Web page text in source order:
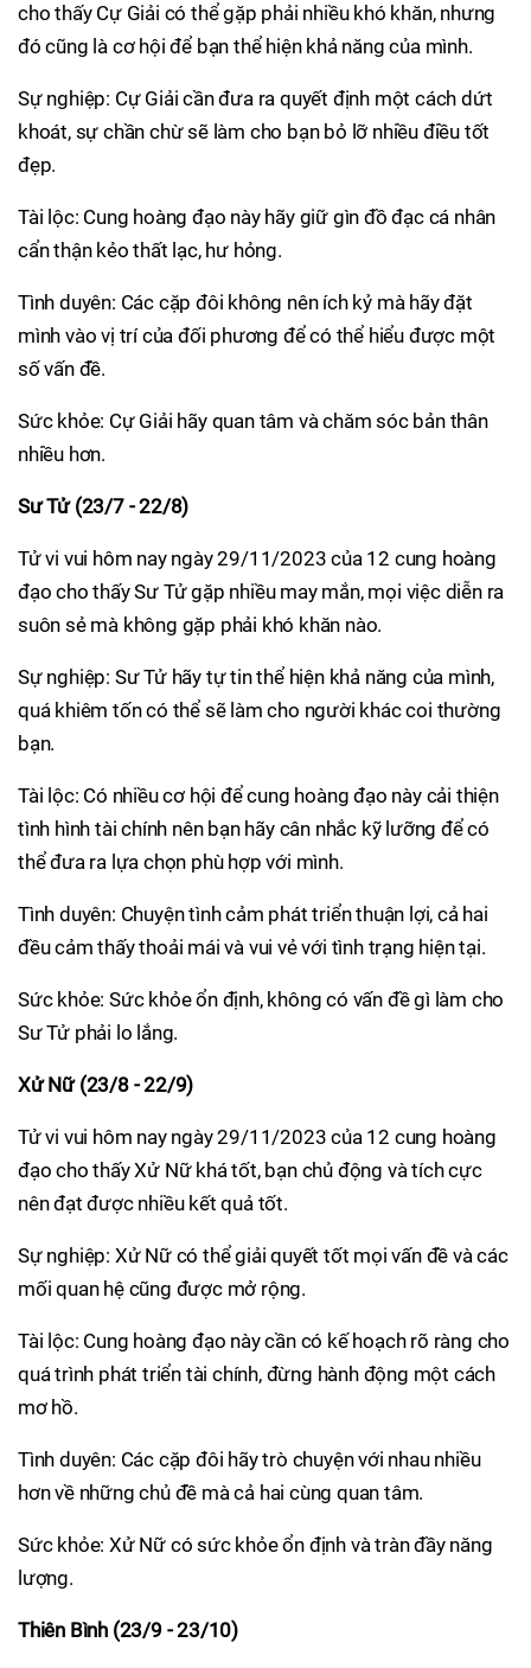
cho thấy Cự Giải có thể gặp phải nhiều khó khăn, nhưng
đó cũng là cơ hội để bạn thể hiện khả năng của mình.
Sự nghiệp: Cự Giải cần đưa ra quyết định một cách dứt
khoát, sự chần chừ sẽ làm cho bạn bỏ lỡ nhiều điều tốt
đẹp.
Tài lộc: Cung hoàng đạo này hãy giữ gìn đồ đạc cá nhân
cẩn thận kẻo thất lạc, hư hỏng.
Tình duyên: Các cặp đôi không nên ích kỷ mà hãy đặt
mình vào vị trí của đối phương để có thể hiểu được một
số vấn đề.
Sức khỏe: Cự Giải hãy quan tâm và chăm sóc bản thân
nhiều hơn.
Sư Tử (23/7 - 22/8)
Tử vi vui hôm nay ngày 29/11/2023 của 12 cung hoàng
đạo cho thấy Sư Tử gặp nhiều may mắn, mọi việc diễn ra
suôn sẻ mà không gặp phải khó khăn nào.
Sự nghiệp: Sư Tử hãy tự tin thể hiện khả năng của mình,
quá khiêm tốn có thể sẽ làm cho người khác coi thường
bạn.
Tài lộc: Có nhiều cơ hội để cung hoàng đạo này cải thiện
tình hình tài chính nên bạn hãy cân nhắc kỹ lưỡng để có
thể đưa ra lựa chọn phù hợp với mình.
Tình duyên: Chuyện tình cảm phát triển thuận lợi, cả hai
đều cảm thấy thoải mái và vui vẻ với tình trạng hiện tại.
Sức khỏe: Sức khỏe ổn định, không có vấn đề gì làm cho
Sư Tử phải lo lắng.
Xử Nữ (23/8 - 22/9)
Tử vi vui hôm nay ngày 29/11/2023 của 12 cung hoàng
đạo cho thấy Xử Nữ khá tốt, bạn chủ động và tích cực
nên đạt được nhiều kết quả tốt.
Sự nghiệp: Xử Nữ có thể giải quyết tốt mọi vấn đề và các
mối quan hệ cũng được mở rộng.
Tài lộc: Cung hoàng đạo này cần có kế hoạch rõ ràng cho
quá trình phát triển tài chính, đừng hành động một cách
mơ hồ.
Tình duyên: Các cặp đôi hãy trò chuyện với nhau nhiều
hơn về những chủ đề mà cả hai cùng quan tâm.
Sức khỏe: Xử Nữ có sức khỏe ổn định và tràn đầy năng
lượng.
Thiên Bình (23/9 - 23/10)